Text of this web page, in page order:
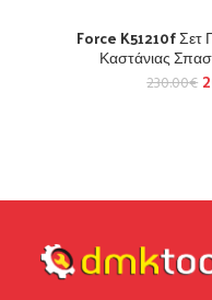
Force K51210f
Καστάνιας
230.00€